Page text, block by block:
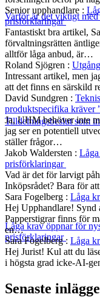
Varför är det viktigt
Tilldelningsbeslut som
Låga krav öppnar för
prisförklaringar
Senior upphandlare :
prisförklaringar
Fantastiskt bra artikel,
förvaltningsrätten
alltför låga anbud, är…
Roland Sjögren :
Intressant artikel, men
att det finns en särskild
David Sundgren :
produktspecifika kräver
Ja, UHM behöver inte
jag ser en potentiell
ställer frågor…
Jakob Waldersten :
prisförklaringar
Vad är det för larvigt
Inköpsrådet? Bara för
Sara Fogelberg : Låga
Hej Upphandlare! Synd
Papperstigrar finns för
en…
Sara Fogelberg: Låga
Hej Jurist! Kul att du
i högsta grad icke-AI-
Senaste